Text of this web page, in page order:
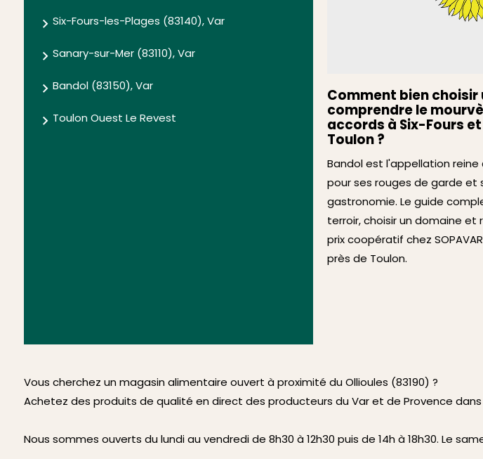
Six-Fours-les-Plages (83140), Var
Sanary-sur-Mer (83110), Var
Bandol (83150), Var
Toulon Ouest Le Revest
Comment bien choisir
comprendre le
accords à Six-Fours
Toulon ?
Bandol est l'appellation
pour ses rouges de garde et
gastronomie. Le guide
terroir, choisir un domaine et
prix coopératif chez
près de Toulon.
Vous cherchez un magasin alimentaire ouvert à proximité du Ollioules (83190) ?
Achetez des produits de qualité en direct des producteurs du Var et de Provence
Nous sommes ouverts du lundi au vendredi de 8h30 à 12h30 puis de 14h à 18h30. Le